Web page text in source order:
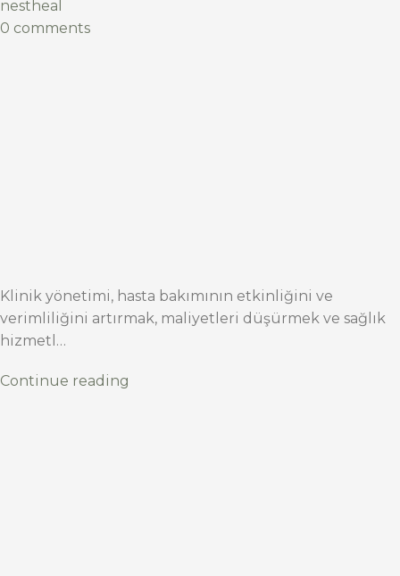
nestheal
0 comments
Klinik yönetimi, hasta bakımının etkinliğini ve
verimliliğini artırmak, maliyetleri düşürmek ve sağlık
hizmetl…
Continue reading